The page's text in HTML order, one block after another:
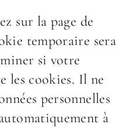
sur la page de
temporaire sera
si votre
les cookies. Il ne
personnelles
à